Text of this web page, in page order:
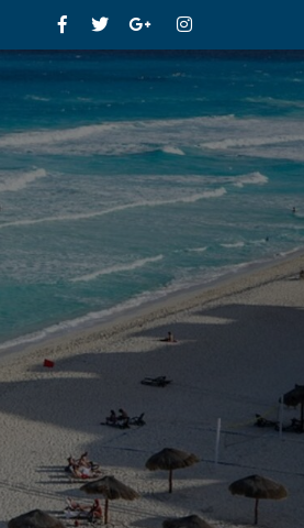
FacebookTwitterGoogle+Instagram